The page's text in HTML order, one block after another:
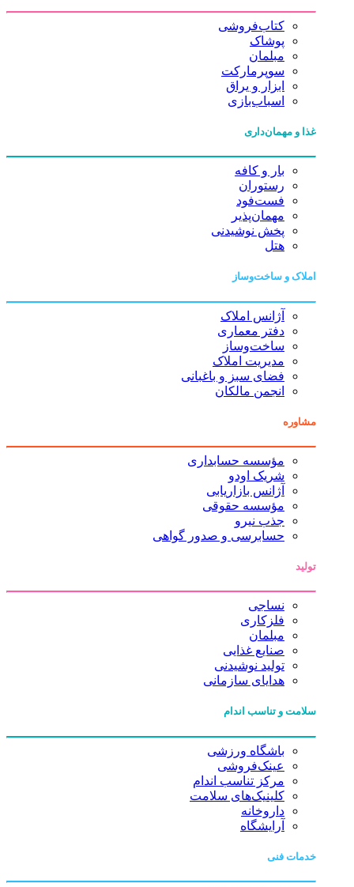
کتاب‌فروشی
پوشاک
مبلمان
سوپرمارکت
ابزار و یراق
اسباب‌بازی
غذا و مهمان‌داری
بار و کافه
رستوران
فست‌فود
مهمان‌پذیر
پخش نوشیدنی
هتل
املاک و ساخت‌وساز
آژانس املاک
دفتر معماری
ساخت‌وساز
مدیریت املاک
فضای سبز و باغبانی
انجمن مالکان
مشاوره
مؤسسه حسابداری
شریک اودو
آژانس بازاریابی
مؤسسه حقوقی
جذب نیرو
حسابرسی و صدور گواهی
تولید
نساجی
فلزکاری
مبلمان
صنایع غذایی
تولید نوشیدنی
هدایای سازمانی
سلامت و تناسب اندام
باشگاه ورزشی
عینک‌فروشی
مرکز تناسب اندام
کلینیک‌های سلامت
داروخانه
آرایشگاه
خدمات فنی